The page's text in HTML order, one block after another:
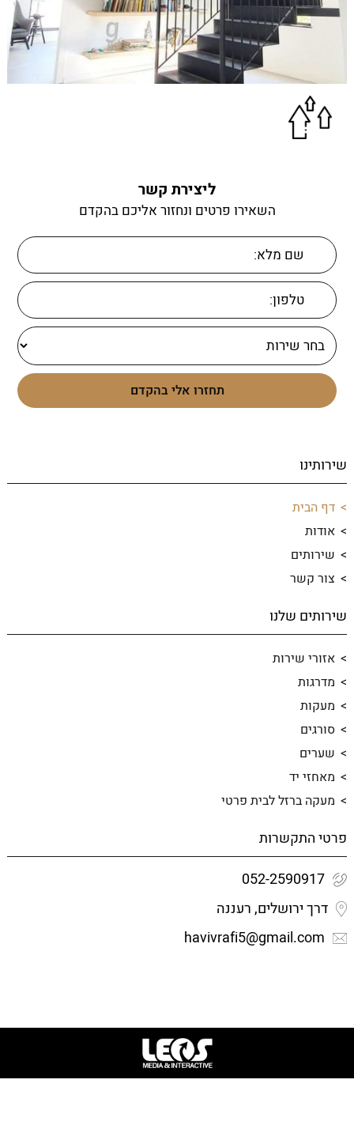
ליצירת קשר
השאירו פרטים ונחזור אליכם בהקדם
שירותינו
דף הבית
אודות
שירותים
צור קשר
שירותים שלנו
אזורי שירות
מדרגות
מעקות
סורגים
שערים
מאחזי יד
מעקה ברזל לבית פרטי
פרטי התקשרות
052-2590917
דרך ירושלים, רעננה
havivrafi5@gmail.com